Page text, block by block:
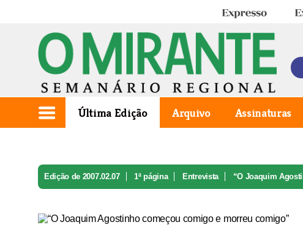
Expresso
Última Edição Arquivo Assinaturas
Edição de 2007.02.07 1ª página Entrevista “O Joaquim